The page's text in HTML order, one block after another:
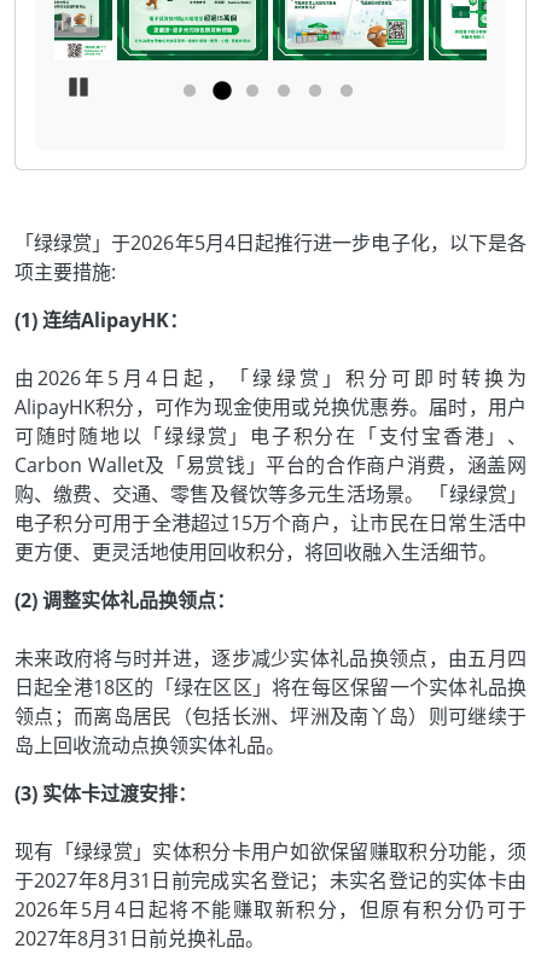
Pause Carousel
「绿绿赏」于2026年5月4日起推行进一步电子化，以下是各
项主要措施:
(1) 连结AlipayHK：
由2026年5月4日起，「绿绿赏」积分可即时转换为
AlipayHK积分，可作为现金使用或兑换优惠券。届时，用户
可随时随地以「绿绿赏」电子积分在「支付宝香港」、
Carbon Wallet及「易赏钱」平台的合作商户消费，涵盖网
购、缴费、交通、零售及餐饮等多元生活场景。 「绿绿赏」
电子积分可用于全港超过15万个商户，让市民在日常生活中
更方便、更灵活地使用回收积分，将回收融入生活细节。
(2) 调整实体礼品换领点：
未来政府将与时并进，逐步减少实体礼品换领点，由五月四
日起全港18区的「绿在区区」将在每区保留一个实体礼品换
领点；而离岛居民（包括长洲、坪洲及南丫岛）则可继续于
岛上回收流动点换领实体礼品。
(3) 实体卡过渡安排：
现有「绿绿赏」实体积分卡用户如欲保留赚取积分功能，须
于2027年8月31日前完成实名登记；未实名登记的实体卡由
2026年5月4日起将不能赚取新积分，但原有积分仍可于
2027年8月31日前兑换礼品。